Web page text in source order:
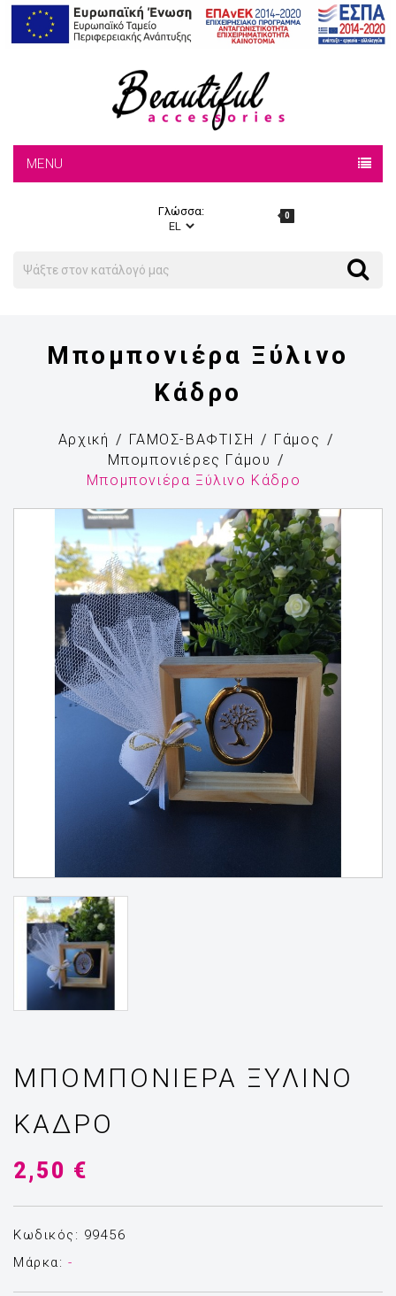
MENU
Γλώσσα: 0
Search
Μπομπονιέρα Ξύλινο
Κάδρο
Αρχική ΓΑΜΟΣ-ΒΑΦΤΙΣΗ
Γάμος
Μπομπονιέρες Γάμου
Μπομπονιέρα Ξύλινο Κάδρο
ΜΠΟΜΠΟΝΙΈΡΑ ΞΎΛΙΝΟ
ΚΆΔΡΟ
2,50 €
Κωδικός: 99456
Μάρκα: -